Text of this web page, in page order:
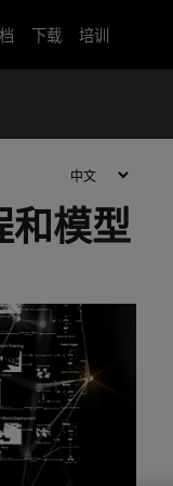
下载 培训
和模型